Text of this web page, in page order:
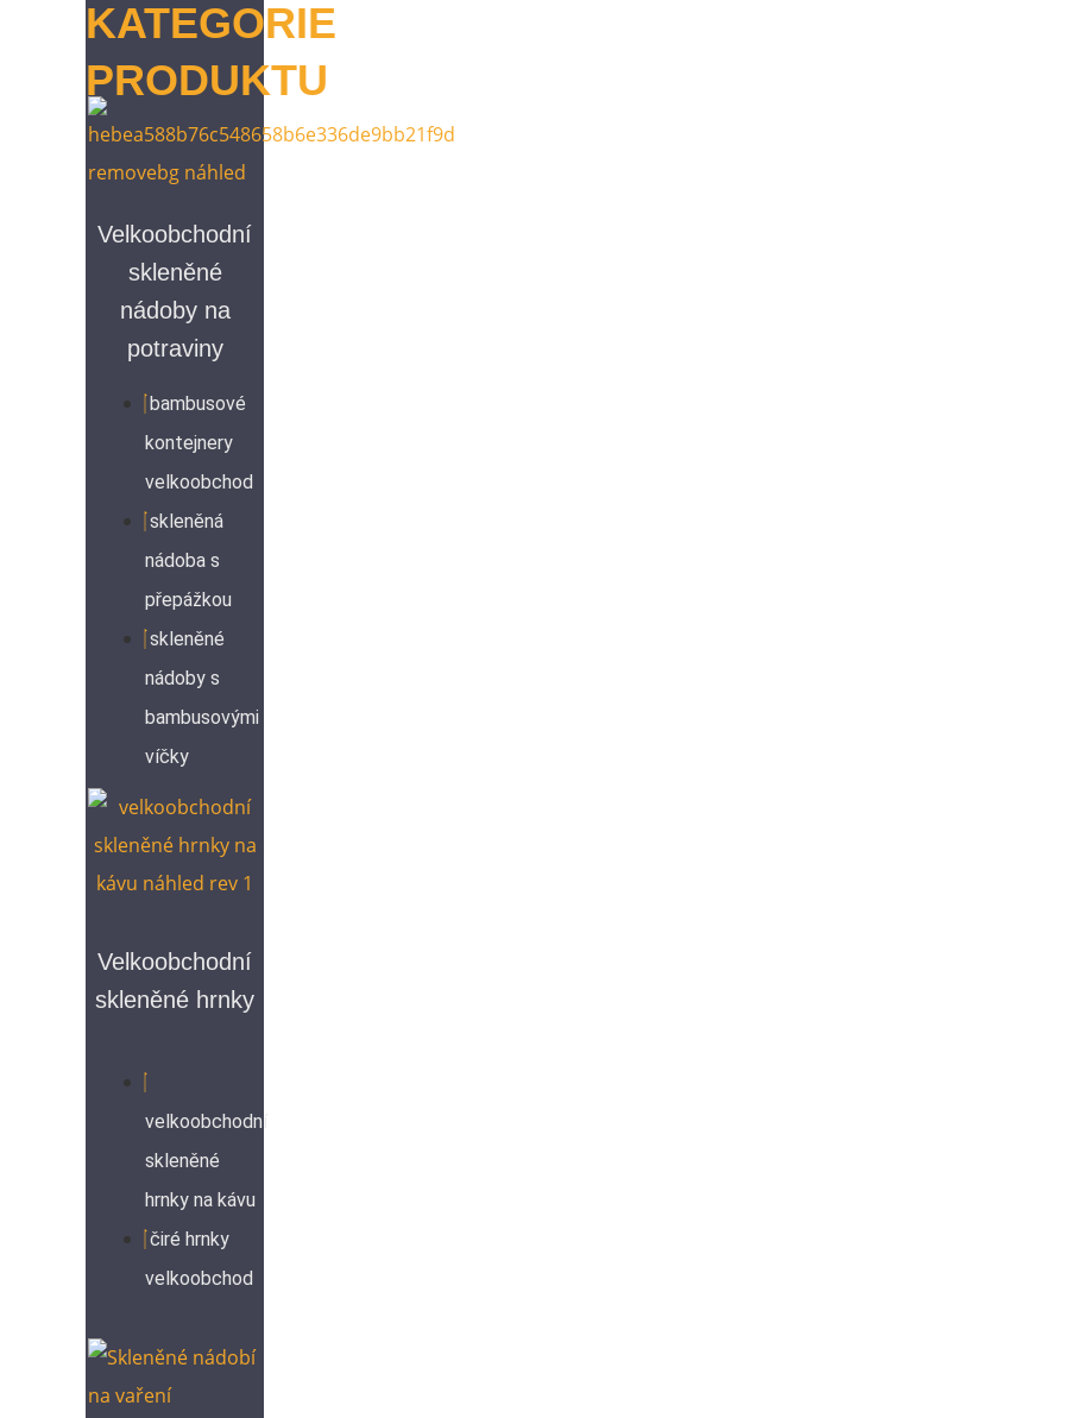
KATEGORIE
PRODUKTU
Velkoobchodní
skleněné
nádoby na
potraviny
bambusové
kontejnery
velkoobchod
skleněná
nádoba s
přepážkou
skleněné
nádoby s
bambusovými
víčky
Velkoobchodní
skleněné hrnky
velkoobchodní
skleněné
hrnky na kávu
čiré hrnky
velkoobchod